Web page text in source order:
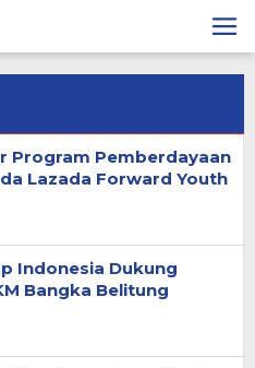
Program Pemberdayaan
Lazada Forward Youth
Indonesia Dukung
Bangka Belitung